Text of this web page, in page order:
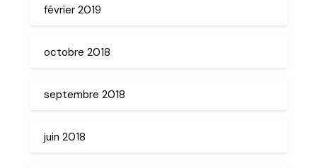
février 2019
octobre 2018
septembre 2018
juin 2018